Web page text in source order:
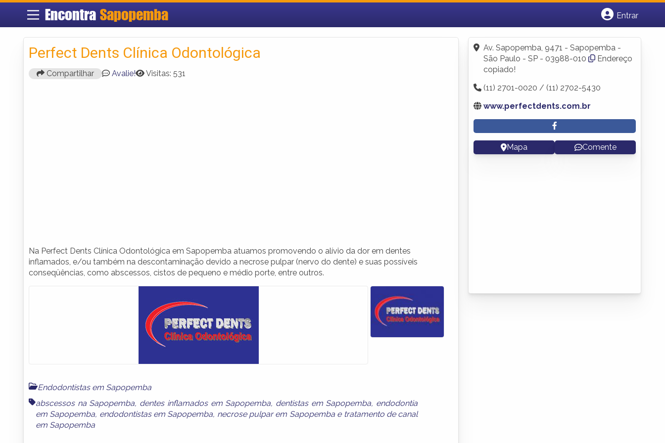
Encontra Sapopemba
Entrar
Fazer login
Criar conta
Perfect Dents Clínica Odontológica
Compartilhar Avalie! Visitas: 531
Na Perfect Dents Clínica Odontológica em Sapopemba atuamos promovendo o alívio da dor em dentes
inflamados, e/ou também na descontaminação devido a necrose pulpar (nervo do dente) e suas possíveis
conseqüências, como abscessos, cistos de pequeno e médio porte, entre outros.
Endodontistas em Sapopemba
abscessos na Sapopemba, dentes inflamados em Sapopemba, dentistas em Sapopemba, endodontia
em Sapopemba, endodontistas em Sapopemba, necrose pulpar em Sapopembae tratamento de canal
em Sapopemba
Av. Sapopemba, 9471 - Sapopemba -
São Paulo - SP - 03988-010
Endereço
copiado!
(11) 2701-0020 / (11) 2702-5430
www.perfectdents.com.br
Mapa Comente